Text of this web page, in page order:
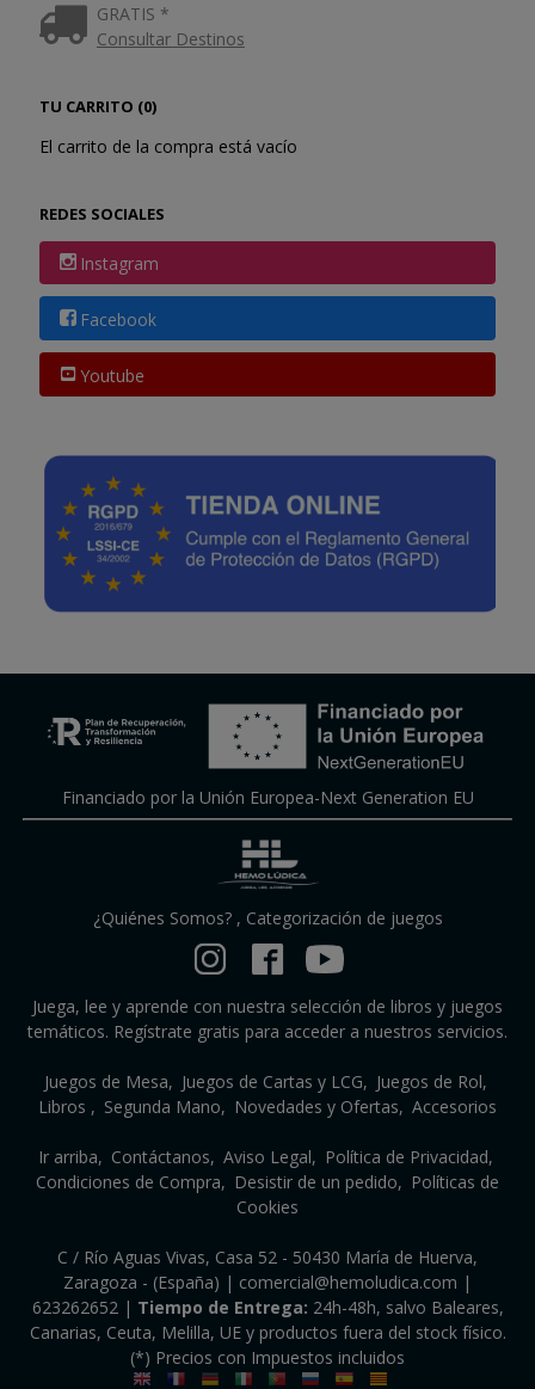
GRATIS *
Consultar Destinos
TU CARRITO (0)
El carrito de la compra está vacío
REDES SOCIALES
Instagram
Facebook
Youtube
Financiado por la Unión Europea-Next Generation EU
¿Quiénes Somos?, Categorización de juegos
Juega, lee y aprende con nuestra selección de libros y juegos
temáticos. Regístrate gratis para acceder a nuestros servicios.
Juegos de Mesa Juegos de Cartas y LCG
Juegos de Rol
Libros
Segunda Mano Novedades y Ofertas Accesorios
Ir arriba Contáctanos Aviso Legal
Política de Privacidad
Condiciones de Compra
Desistir de un pedido
Políticas de
Cookies
C / Río Aguas Vivas, Casa 52 - 50430 María de Huerva,
Zaragoza - (España) | comercial@hemoludica.com |
623262652| Tiempo de Entrega: 24h-48h, salvo Baleares,
Canarias, Ceuta, Melilla, UE y productos fuera del stock físico.
(*) Precios con Impuestos incluidos